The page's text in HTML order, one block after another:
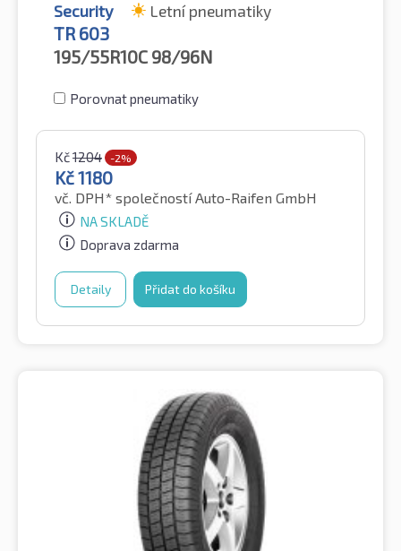
Security Letní pneumatiky
TR 603
195/55R10C 98/96N
Porovnat pneumatiky
Kč1204 -2%
Kč1180
vč. DPH* společností Auto-Raifen GmbH
NA SKLADĚ
Doprava zdarma
Detaily Přidat do košíku